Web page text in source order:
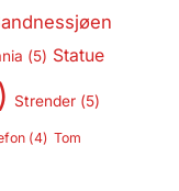
(5) Statue
Strender(5)
(4) Tom